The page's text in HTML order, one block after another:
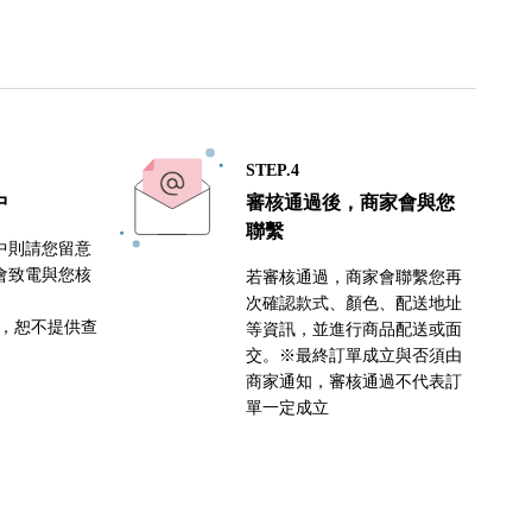
則請您留意
致電與您核
恕不提供查
STEP.4
審核通過後，商家會與您
聯繫
若審核通過，商家會聯繫您再
次確認款式、顏色、配送地址
等資訊，並進行商品配送或面
交。※最終訂單成立與否須由
商家通知，審核通過不代表訂
單一定成立